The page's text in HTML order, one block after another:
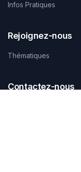
Infos Pratiques
Rejoignez-nous
Thématiques
Contactez-nous